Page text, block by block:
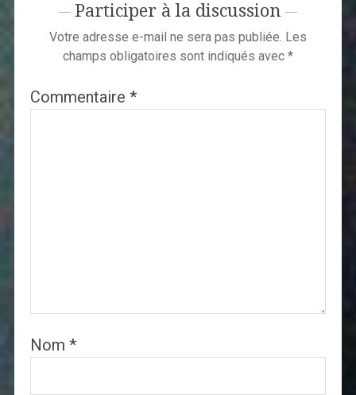
Participer à la discussion
Votre adresse e-mail ne sera pas publiée. Les
champs obligatoires sont indiqués avec *
Commentaire *
Nom *